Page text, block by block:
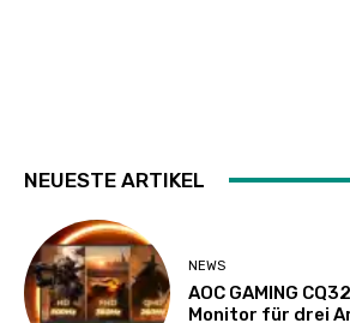
NEUESTE ARTIKEL
NEWS
AOC GAMING
Monitor für drei